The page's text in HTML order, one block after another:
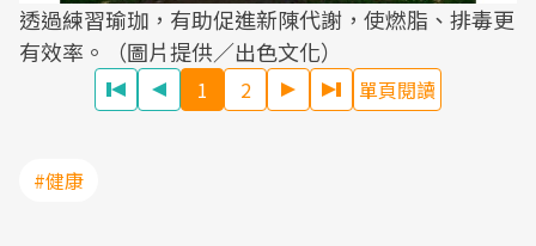
透過練習瑜珈，有助促進新陳代謝，使燃脂、排毒更
有效率。（圖片提供／出色文化）
1 2 單頁閱讀
#健康